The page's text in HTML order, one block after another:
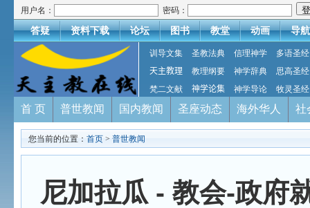
用户名： 密码：
答疑 资料下载 论坛 图书 教堂 动画 导航
训导文集 圣教法典 信理神学
多语圣经
天主教理
教理纲要 神学辞典
思高圣经
梵二文献
神学论集 神学导论 牧灵圣经
首 页 普世教闻 国内教闻 圣座动态 海外华人 社
您当前的位置： 首页 > 普世教闻
尼加拉瓜 - 教会-政府